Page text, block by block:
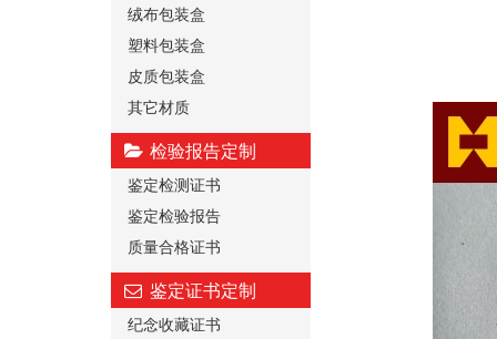
绒布包装盒
塑料包装盒
皮质包装盒
其它材质
检验报告定制
鉴定检测证书
鉴定检验报告
质量合格证书
鉴定证书定制
纪念收藏证书